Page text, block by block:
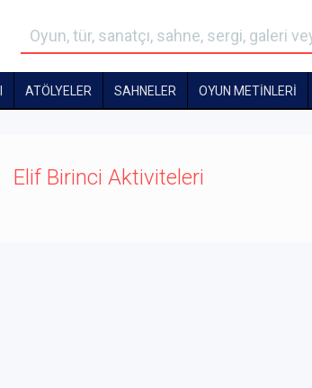
ATÖLYELER SAHNELER OYUN METİNLERİ
Elif Birinci Aktiviteleri